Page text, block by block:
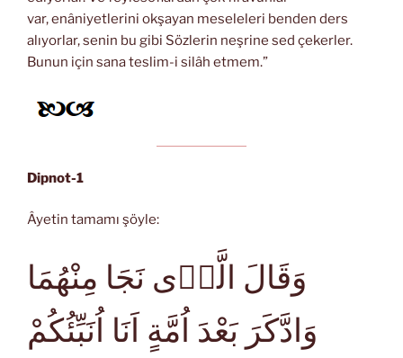
var, enâniyetlerini okşayan meseleleri benden ders
alıyorlar, senin bu gibi Sözlerin neşrine sed çekerler.
Bunun için sana teslim-i silâh etmem.”
Dipnot-1
Âyetin tamamı şöyle:
وَقَالَ الَّذ۪ى نَجَا مِنْهُمَا
وَادَّكَرَ بَعْدَ اُمَّةٍ اَنَا اُنَبِّئُكُمْ